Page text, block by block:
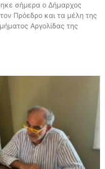
σήμερα ο Δήμαρχος
Πρόεδρο και τα μέλη της
Αργολίδας της